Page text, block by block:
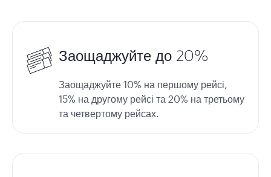
Заощаджуйте до 20%
Заощаджуйте 10% на першому рейсі,
15% на другому рейсі та 20% на третьому
та четвертому рейсах.